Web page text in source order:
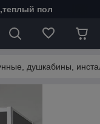
пол
душкабины,